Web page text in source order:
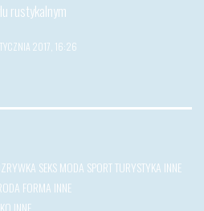
rustykalnym
2017, 16:26
SEKSMODA SPORTTURYSTYKA INNE
FORMA INNE
INNE